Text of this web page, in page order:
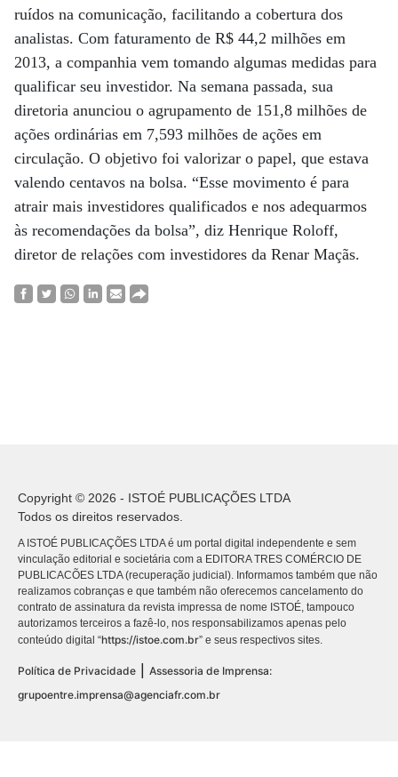
ruídos na comunicação, facilitando a cobertura dos
analistas. Com faturamento de R$ 44,2 milhões em
2013, a companhia vem tomando algumas medidas para
qualificar seu investidor. Na semana passada, sua
diretoria anunciou o agrupamento de 151,8 milhões de
ações ordinárias em 7,593 milhões de ações em
circulação. O objetivo foi valorizar o papel, que estava
valendo centavos na bolsa. “Esse movimento é para
atrair mais investidores qualificados e nos adequarmos
às recomendações da bolsa”, diz Henrique Roloff,
diretor de relações com investidores da Renar Maçãs.
Copyright © 2026 - ISTOÉ PUBLICAÇÕES LTDA
Todos os direitos reservados.
A ISTOÉ PUBLICAÇÕES LTDA é um portal digital independente e sem
vinculação editorial e societária com a EDITORA TRES COMÉRCIO DE
PUBLICACÕES LTDA (recuperação judicial). Informamos também que não
realizamos cobranças e que também não oferecemos cancelamento do
contrato de assinatura da revista impressa de nome ISTOÉ, tampouco
autorizamos terceiros a fazê-lo, nos responsabilizamos apenas pelo
conteúdo digital “https://istoe.com.br” e seus respectivos sites.
Política de Privacidade
Assessoria de Imprensa:
grupoentre.imprensa@agenciafr.com.br